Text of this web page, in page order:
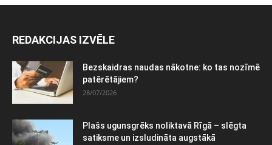
REDAKCIJAS IZVĒLE
Bezskaidras naudas nākotne: ko tas nozīmē
patērētājiem?
28/07/2026
Plašs ugunsgrēks noliktavā Rīgā – slēgta
satiksme un izsludināta augstākā